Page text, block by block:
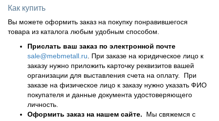
Как купить
Вы можете оформить заказ на покупку понравившегося
товара из каталога любым удобным способом.
Прислать ваш заказ по электронной почте
sale@mebmetall.ru . При заказе на юридическое лицо к
заказу нужно приложить карточку реквизитов вашей
организации для выставления счета на оплату. При
заказе на физическое лицо к заказу нужно указать ФИО
покупателя и данные документа удостоверяющего
личность.
Оформить заказ на нашем сайте. Мы свяжемся с